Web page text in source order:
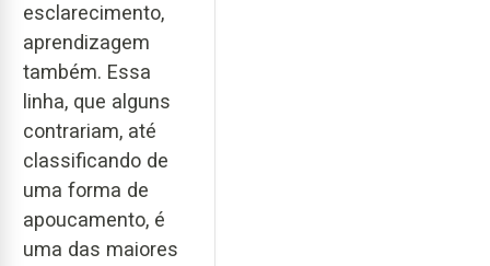
esclarecimento,
aprendizagem
também. Essa
linha, que alguns
contrariam, até
classificando de
uma forma de
apoucamento, é
uma das maiores